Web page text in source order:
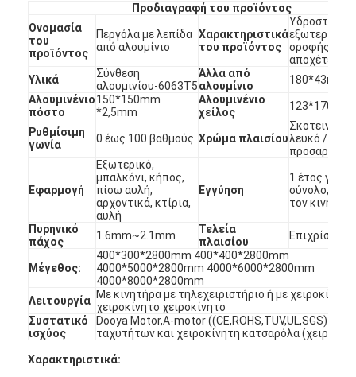
Προδιαγραφή του προϊόντος
Ονομασία
του
προϊόντος
Περγόλα με λεπίδα
από αλουμίνιο
Χαρακτηριστικά
του προϊόντος
Υδροστερό
εξωτερικής
οροφής/
Υλικά
Σύνθεση
αλουμινίου-6063T5
Άλλα από
αλουμίνιο
Αλουμινένιο
πόστο
150*150mm
*2,5mm
Αλουμινένιο
χείλος
Ρυθμίσιμη
γωνία
0 έως 100 βαθμούς Χρώμα πλαισίου
Σκοτεινό
λευκό /
Εφαρμογή
Εξωτερικό,
μπαλκόνι, κήπος,
πίσω αυλή,
αρχοντικά, κτίρια,
αυλή
Εγγύηση
1 έτος για το
σύνολο, 2
τον
Πυρηνικό
πάχος
1.6mm~2.1mm
Τελεία
πλαισίου
Επιχρίσεις
Μέγεθος:
400*300*2800mm 400*400*2800mm
4000*5000*2800mm 4000*6000*2800mm
4000*8000*2800mm
Λειτουργία Με κινητήρα με τηλεχειριστήριο ή με χειροκίνητο
χειροκίνητο χειροκίνητο
Συστατικό
ισχύος
Dooya Motor,A-motor ((CE,ROHS,TUV,UL,SGS) ή
ταχυτήτων και χειροκίνητη κατσαρόλα
Χαρακτηριστικά: